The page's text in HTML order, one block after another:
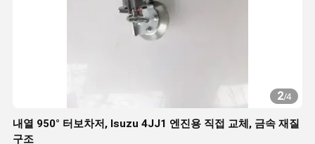
2/4
내열 950° 터보차저, Isuzu 4JJ1 엔진용 직접 교체, 금속 재질
구조